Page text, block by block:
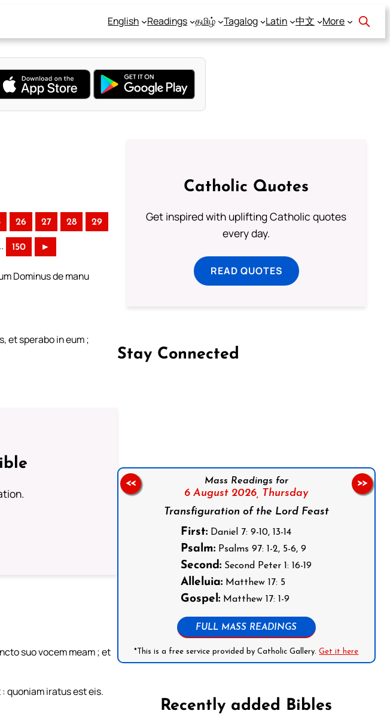
English Readings தமிழ் Tagalog Latin 中文 More
26 27 28 29
.. 150 ►
Dominus de manu
et sperabo in eum ;
suo vocem meam ; et
quoniam iratus est eis.
Catholic Quotes
Get inspired with uplifting Catholic quotes
every day.
READ QUOTES
Stay Connected
Mass Readings for
6 August 2026, Thursday
Transfiguration of the Lord Feast
First: Daniel 7: 9-10, 13-14
Psalm: Psalms 97: 1-2, 5-6, 9
Second: Second Peter 1: 16-19
Alleluia: Matthew 17: 5
Gospel: Matthew 17: 1-9
FULL MASS READINGS
*This is a free service provided by Catholic Gallery.Get it here
<< >>
Recently added Bibles